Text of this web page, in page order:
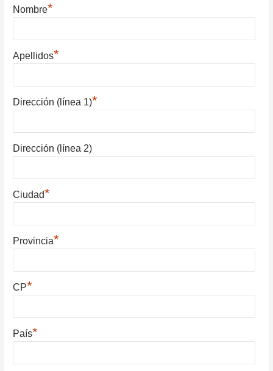
Nombre*
Apellidos*
Dirección (línea 1)*
Dirección (línea 2)
Ciudad*
Provincia*
CP*
País*